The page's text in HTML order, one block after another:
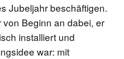
Jubeljahr beschäftigen.
von Beginn an dabei, er
installiert und
war: mit